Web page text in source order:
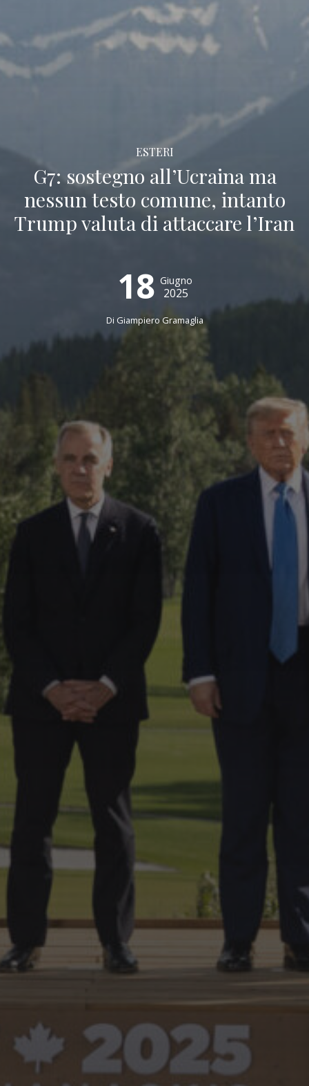
ESTERI
G7: sostegno all’Ucraina ma
nessun testo comune, intanto
Trump valuta di attaccare l’Iran
18 Giugno
2025
Di Giampiero Gramaglia